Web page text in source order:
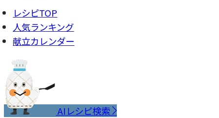
レシピTOP
人気ランキング
献立カレンダー
AIレシピ検索